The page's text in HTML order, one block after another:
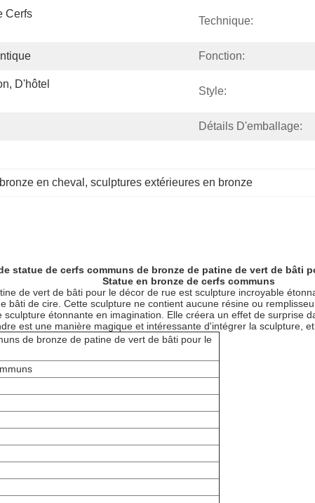
Cerfs
Technique:
Fonction:
D'hôtel
Style:
Détails D'emballage:
en cheval , sculptures extérieures en bronze
statue de cerfs communs de bronze de patine de vert de bâti
Statue en bronze de cerfs communs
de vert de bâti pour le décor de rue est sculpture incroyable
bâti de cire. Cette sculpture ne contient aucune résine ou
étonnante en imagination. Elle créera un effet de surprise
est une manière magique et intéressante d'intégrer la sculpture,
de bronze de patine de vert de bâti pour le